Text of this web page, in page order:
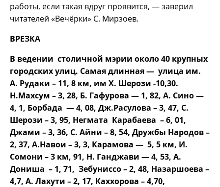
работы, если такая вдруг проявится, — заверил
читателей «Вечёрки» С. Мирзоев.
ВРЕЗКА
В ведении столичной мэрии около 40 крупных
городских улиц. Самая длинная — улица им.
А. Рудаки – 11, 8 км, им Х. Шерози -10,30.
Н.Махсум – 3, 28, Б. Гафурова — 1, 82, А. Сино —
4, 1, Борбада — 4, 08, Дж.Расулова – 3, 47, С.
Шерози – 3, 95, Негмата Карабаева – 6, 01,
Джами – 3, 36, С. Айни – 8, 54, Дружбы Народов –
2, 37, А.Навои – 3, 3, Карамова — 5, 5 км, И.
Сомони – 3 км, 91, Н. Ганджави — 4, 53, А.
Дониша – 1, 71, Зебуниссо – 2, 48, Назаршоева –
4,7, А. Лахути – 2, 17, Каххорова – 4,70,